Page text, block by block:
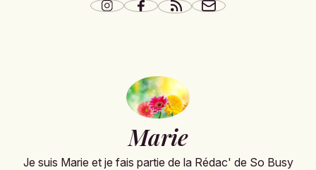
Marie
Je suis Marie et je fais partie de la Rédac' de So Busy